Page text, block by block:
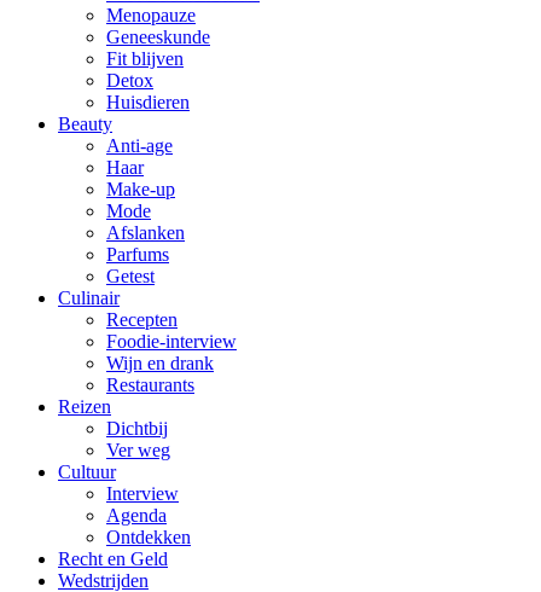
Menopauze
Geneeskunde
Fit blijven
Detox
Huisdieren
Beauty
Anti-age
Haar
Make-up
Mode
Afslanken
Parfums
Getest
Culinair
Recepten
Foodie-interview
Wijn en drank
Restaurants
Reizen
Dichtbij
Ver weg
Cultuur
Interview
Agenda
Ontdekken
Recht en Geld
Wedstrijden